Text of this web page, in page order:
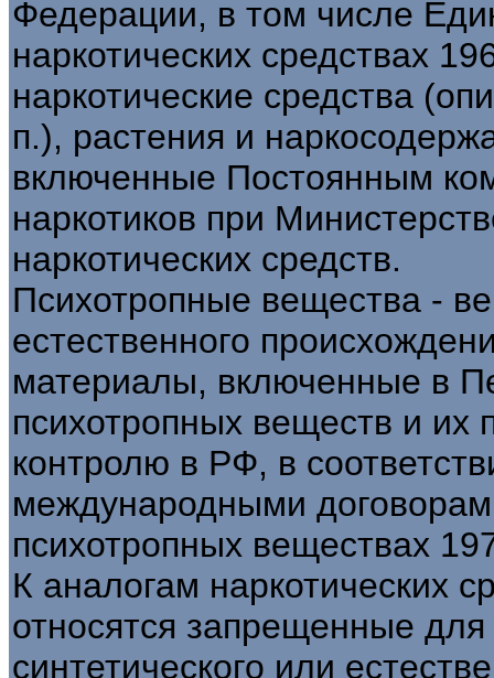
Федерации, в том числе
наркотических средствах
наркотические средства
п.), растения и
включенные Постоянным
наркотиков при
наркотических средств.
Психотропные вещества -
естественного
материалы, включенные в
психотропных веществ и их
контролю в РФ, в
международными
психотропных веществах
К аналогам наркотических
относятся запрещенные
синтетического или